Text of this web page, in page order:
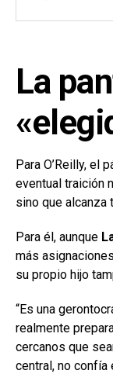
La
Para O’Reilly, el
eventual traición
sino que alcanza
Para él, aunque
más
su propio hijo
“Es una
realmente
cercanos que
central, no confía